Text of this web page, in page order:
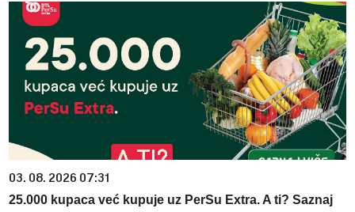
03. 08. 2026 07:31
25.000 kupaca već kupuje uz PerSu Extra. A ti? Saznaj